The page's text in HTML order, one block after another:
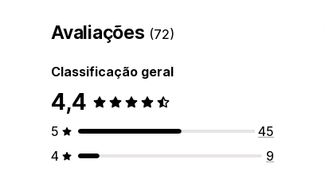
Avaliações (72)
Classificação geral
4,4
5
45
4
9